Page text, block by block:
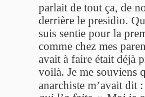
parlait de tout ça, de
derrière le presidio.
suis sentie pour la
comme chez mes
avait à faire était déjà
voilà. Je me souviens
anarchiste m’avait dit